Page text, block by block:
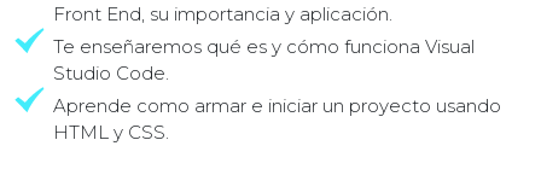
Front End, su importancia y aplicación.
Te enseñaremos qué es y cómo funciona Visual
Studio Code.
Aprende como armar e iniciar un proyecto usando
HTML y CSS.